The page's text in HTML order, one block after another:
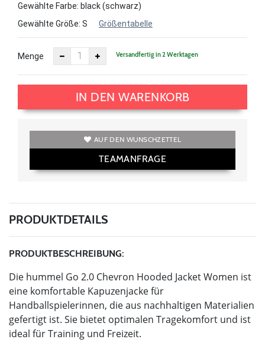
Gewählte Farbe: black (schwarz)
Gewählte Größe: S Größentabelle
Menge Versandfertig in 2 Werktagen
IN DEN WARENKORB
AUF DEN WUNSCHZETTEL
TEAMANFRAGE
PRODUKTDETAILS
PRODUKTBESCHREIBUNG:
Die hummel Go 2.0 Chevron Hooded Jacket Women ist
eine komfortable Kapuzenjacke für
Handballspielerinnen, die aus nachhaltigen Materialien
gefertigt ist. Sie bietet optimalen Tragekomfort und ist
ideal für Training und Freizeit.